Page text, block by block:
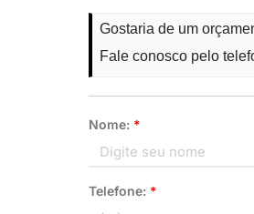
Gostaria de um
Fale conosco pelo
Nome: *
Telefone: *